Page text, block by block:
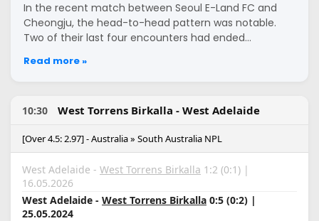
In the recent match between Seoul E-Land FC and
Cheongju, the head-to-head pattern was notable.
Two of their last four encounters had ended…
Read more »
10:30 West Torrens Birkalla - West Adelaide
[Over 4.5: 2.97] - Australia » South Australia NPL
West Adelaide - West Torrens Birkalla 1:2 (0:1) |
16.05.2026
West Adelaide - West Torrens Birkalla 0:5 (0:2) |
25.05.2024